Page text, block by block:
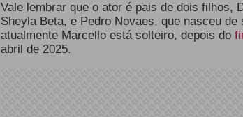
Vale lembrar que o ator é pais de dois filhos,
Sheyla Beta, e Pedro Novaes, que nasceu
atualmente Marcello está solteiro, depois do
abril de 2025.